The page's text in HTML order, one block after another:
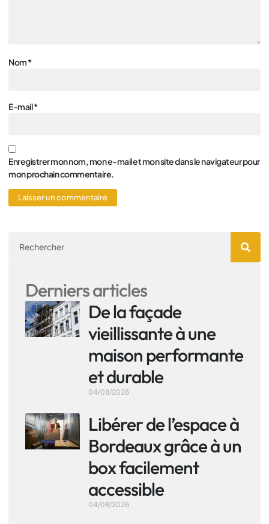
Nom*
E-mail*
Enregistrer mon nom, mon e-mail et mon site dans le navigateur pour
mon prochain commentaire.
Derniers articles
De la façade
vieillissante à une
maison performante
et durable
04/08/2026
Libérer de l’espace à
Bordeaux grâce à un
box facilement
accessible
04/08/2026